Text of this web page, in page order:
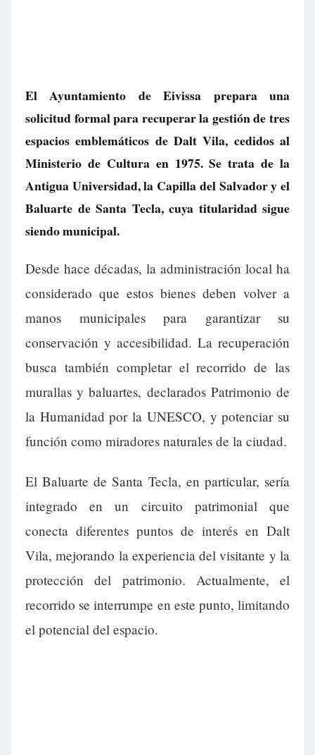
El Ayuntamiento de Eivissa prepara una
solicitud formal para recuperar la gestión de tres
espacios emblemáticos de Dalt Vila, cedidos al
Ministerio de Cultura en 1975. Se trata de la
Antigua Universidad, la Capilla del Salvador y el
Baluarte de Santa Tecla, cuya titularidad sigue
siendo municipal.
Desde hace décadas, la administración local ha
considerado que estos bienes deben volver a
manos municipales para garantizar su
conservación y accesibilidad. La recuperación
busca también completar el recorrido de las
murallas y baluartes, declarados Patrimonio de
la Humanidad por la UNESCO, y potenciar su
función como miradores naturales de la ciudad.
El Baluarte de Santa Tecla, en particular, sería
integrado en un circuito patrimonial que
conecta diferentes puntos de interés en Dalt
Vila, mejorando la experiencia del visitante y la
protección del patrimonio. Actualmente, el
recorrido se interrumpe en este punto, limitando
el potencial del espacio.